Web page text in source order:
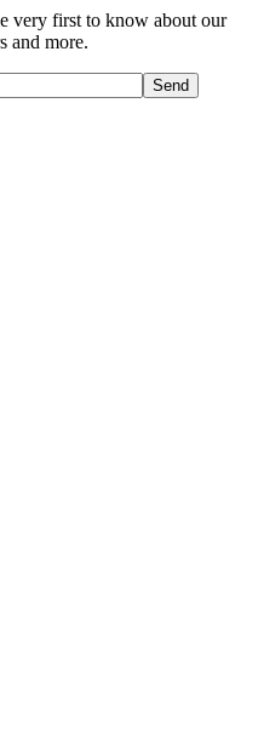
very first to know about our
and more.
Send